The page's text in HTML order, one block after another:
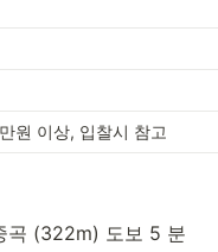
원 이상, 입찰시 참고
곡 (322m) 도보 5 분